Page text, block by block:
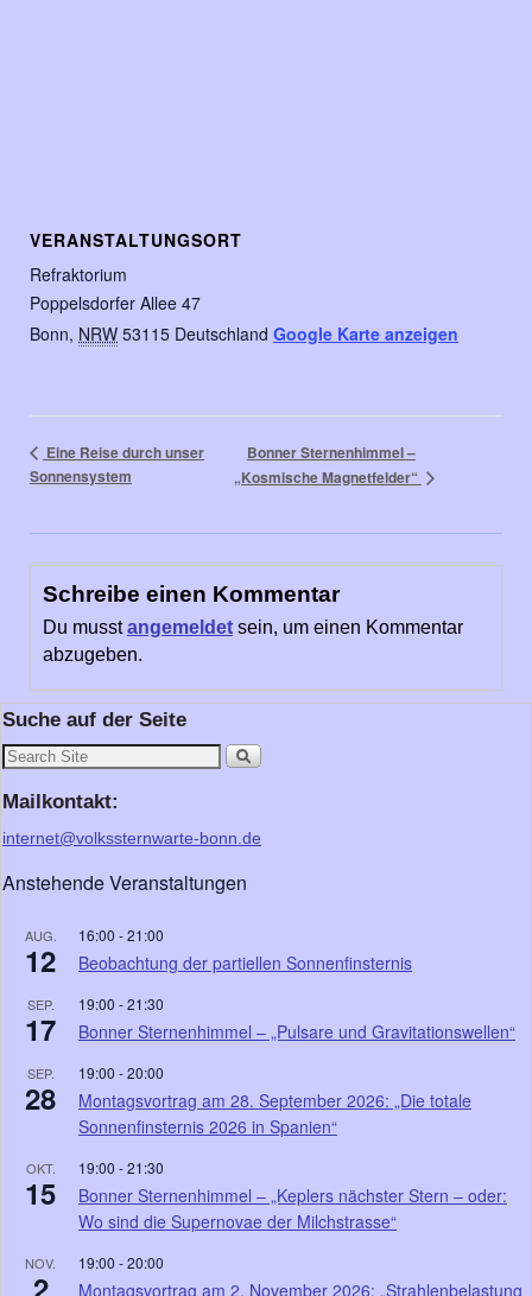
VERANSTALTUNGSORT
Refraktorium
Poppelsdorfer Allee 47
Bonn, NRW 53115 Deutschland Google Karte anzeigen
Eine Reise durch unser
Sonnensystem
Bonner Sternenhimmel –
„Kosmische Magnetfelder“
Schreibe einen Kommentar
Du musstangemeldet sein, um einen Kommentar
abzugeben.
Suche auf der Seite
Mailkontakt:
internet@volkssternwarte-bonn.de
Anstehende Veranstaltungen
AUG.
12
16:00 -21:00
Beobachtung der partiellen Sonnenfinsternis
SEP.
17
19:00 -21:30
Bonner Sternenhimmel – „Pulsare und Gravitationswellen“
SEP.
28
19:00 -20:00
Montagsvortrag am 28. September 2026: „Die totale
Sonnenfinsternis 2026 in Spanien“
OKT.
15
19:00 -21:30
Bonner Sternenhimmel – „Keplers nächster Stern – oder:
Wo sind die Supernovae der Milchstrasse“
NOV.
2
19:00 -20:00
Montagsvortrag am 2. November 2026: „Strahlenbelastung